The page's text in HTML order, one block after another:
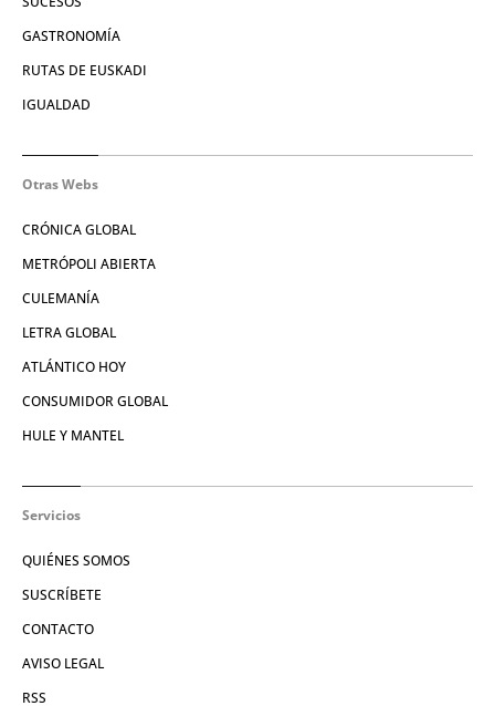
GASTRONOMÍA
RUTAS DE EUSKADI
IGUALDAD
Otras Webs
CRÓNICA GLOBAL
METRÓPOLI ABIERTA
CULEMANÍA
LETRA GLOBAL
ATLÁNTICO HOY
CONSUMIDOR GLOBAL
HULE Y MANTEL
Servicios
QUIÉNES SOMOS
SUSCRÍBETE
CONTACTO
AVISO LEGAL
RSS